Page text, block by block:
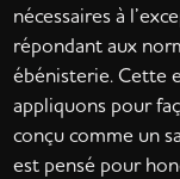
nécessaires à
répondant aux
ébénisterie. Cette
appliquons pour
conçu comme un
est pensé pour